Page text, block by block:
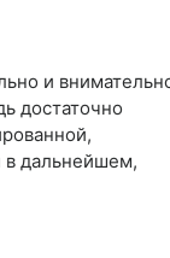
и
достаточно
в дальнейшем,